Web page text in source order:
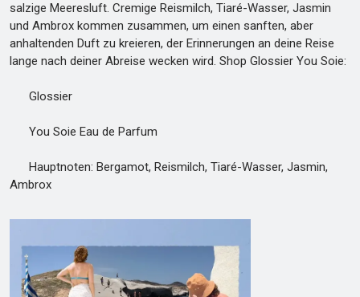
salzige Meeresluft. Cremige Reismilch, Tiaré-Wasser, Jasmin
und Ambrox kommen zusammen, um einen sanften, aber
anhaltenden Duft zu kreieren, der Erinnerungen an deine Reise
lange nach deiner Abreise wecken wird. Shop Glossier You Soie:
Glossier
You Soie Eau de Parfum
Hauptnoten: Bergamot, Reismilch, Tiaré-Wasser, Jasmin,
Ambrox